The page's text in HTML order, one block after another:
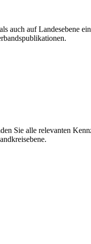
auch auf Landesebene
Sie alle relevanten